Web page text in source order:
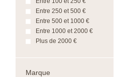
Entre 250 et 500 €
Entre 500 et 1000 €
Entre 1000 et 2000 €
Plus de 2000 €
Marque